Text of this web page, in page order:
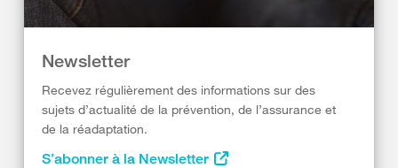
Newsletter
Recevez régulièrement des informations sur des
sujets d’actualité de la prévention, de l’assurance et
de la réadaptation.
S’abonner à la Newsletter